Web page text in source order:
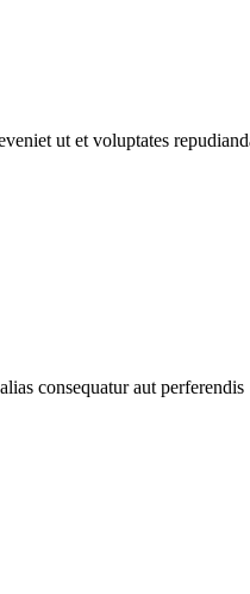
ut et voluptates
consequatur aut perferendis